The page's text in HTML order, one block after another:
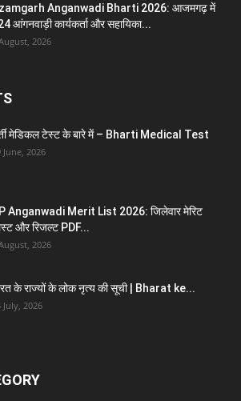
Anganwadi Bharti 2026: आजमगढ़ में
आंगनवाड़ी कार्यकर्ता और सहायिका...
2026
मेडिकल टेस्ट के बारे में – Bharti Medical Test
June, 2026
Anganwadi Merit List 2026: जिलेवार मेरिट
और रिजल्ट PDF...
2026
के राज्यों के लोक नृत्य की सूची | Bharat ke...
July, 2026